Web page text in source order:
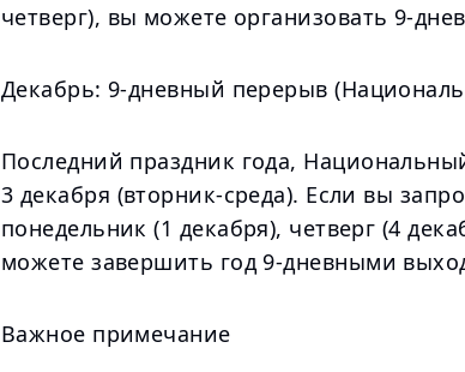
четверг), вы можете организовать 9-
Декабрь: 9-дневный перерыв
Последний праздник года,
3 декабря (вторник-среда). Если вы
понедельник (1 декабря), четверг (4
можете завершить год 9-дневными
Важное примечание